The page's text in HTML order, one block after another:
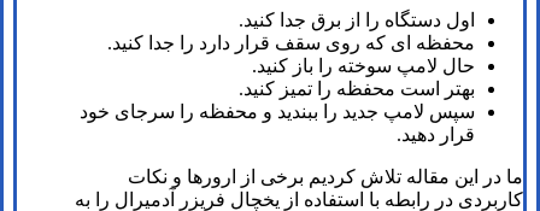
اول دستگاه را از برق جدا کنید.
محفظه ای که روی سقف قرار دارد را جدا کنید.
حال لامپ سوخته را باز کنید.
بهتر است محفظه را تمیز کنید.
سپس لامپ جدید را ببندید و محفظه را سرجای خود
قرار دهید.
ما در این مقاله تلاش کردیم برخی از ارورها و نکات
کاربردی در رابطه با استفاده از یخچال فریزر آدمیرال را به